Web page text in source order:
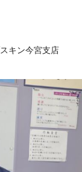
キン今宮支店